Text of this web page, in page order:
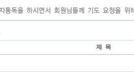
제 목